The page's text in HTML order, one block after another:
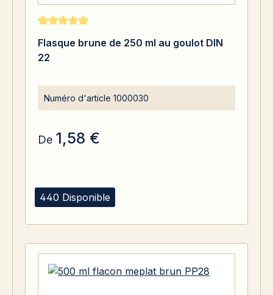
440 Disponible
Flasque brune de 250 ml au goulot DIN
22
Numéro d'article 1000030
De 1,58 €